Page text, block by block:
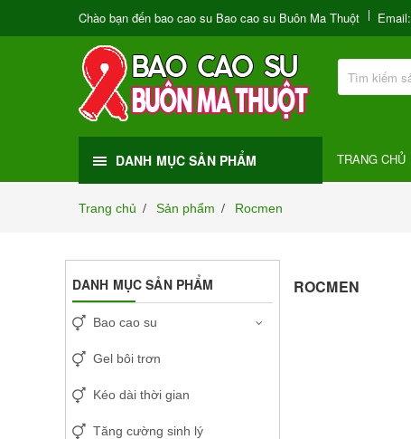
Chào bạn đến bao cao su Bao cao su Buôn Ma Thuột Email:
DANH MỤC SẢN PHẨM TRANG CHỦ
Trang chủ / Sản phẩm / Rocmen
ROCMEN
DANH MỤC SẢN PHẨM
Bao cao su
Gel bôi trơn
Kéo dài thời gian
Tăng cường sinh lý